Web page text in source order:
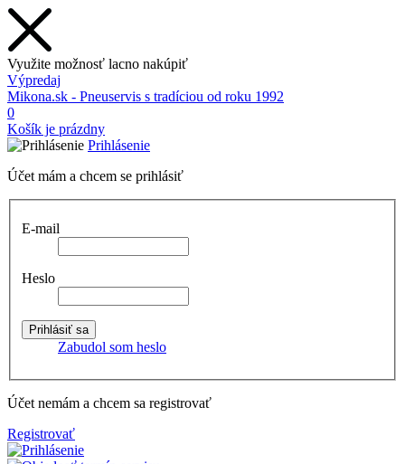
Využite možnosť lacno nakúpiť
Výpredaj
Mikona.sk - Pneuservis s tradíciou od roku 1992
0
Košík je prázdny
Prihlásenie
Účet mám a chcem se prihlásiť
E-mail
Heslo
Zabudol som heslo
Účet nemám a chcem sa registrovať
Registrovať